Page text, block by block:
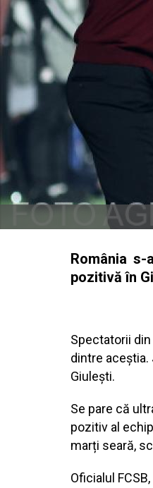
România
pozitivă în
Spectatorii
dintre
Giulești.
Se pare că
pozitiv al
marți seară,
Oficialul